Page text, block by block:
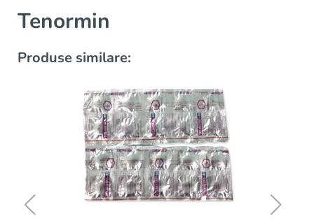
Tenormin
Produse similare: